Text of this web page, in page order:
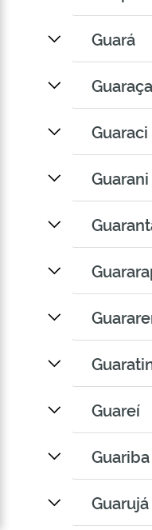
Guará
Guaraci
Guareí
Guariba
Guarujá